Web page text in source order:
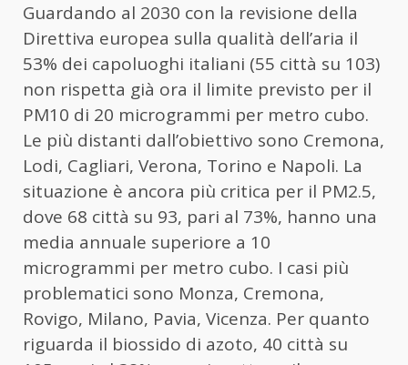
Guardando al 2030 con la revisione della
Direttiva europea sulla qualità dell’aria il
53% dei capoluoghi italiani (55 città su 103)
non rispetta già ora il limite previsto per il
PM10 di 20 microgrammi per metro cubo.
Le più distanti dall’obiettivo sono Cremona,
Lodi, Cagliari, Verona, Torino e Napoli. La
situazione è ancora più critica per il PM2.5,
dove 68 città su 93, pari al 73%, hanno una
media annuale superiore a 10
microgrammi per metro cubo. I casi più
problematici sono Monza, Cremona,
Rovigo, Milano, Pavia, Vicenza. Per quanto
riguarda il biossido di azoto, 40 città su